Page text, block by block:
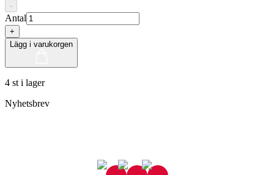
-
Antal
+
Lägg i varukorgen
4 st i lager
Nyhetsbrev